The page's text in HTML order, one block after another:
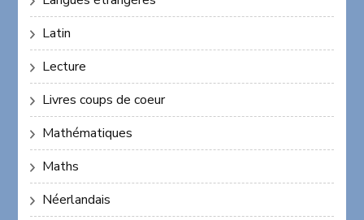
Latin
Lecture
Livres coups de coeur
Mathématiques
Maths
Néerlandais